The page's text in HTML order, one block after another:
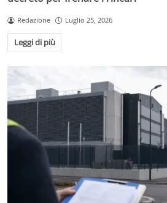
Redazione Luglio 25, 2026
Leggi di più